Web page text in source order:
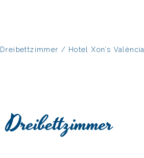
Dreibettzimmer / Hotel Xon’s València
Dreibettzimmer